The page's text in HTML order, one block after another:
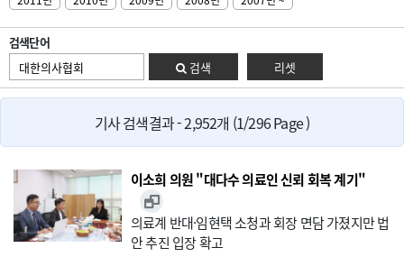
검색단어
검색
리셋
기사 검색결과 - 2,952개 (1/296 Page )
이소희 의원 "대다수 의료인 신뢰 회복 계기"
의료계 반대·임현택 소청과 회장 면담 가졌지만 법
안 추진 입장 확고